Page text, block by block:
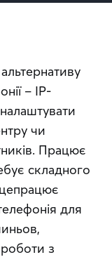
– ІР-
чи
Працює
складного
для
роботи з